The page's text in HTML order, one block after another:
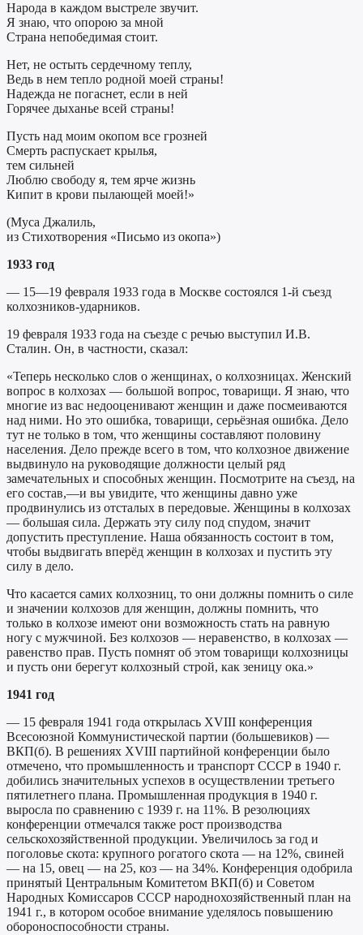
Народа в каждом выстреле звучит.
Я знаю, что опорою за мной
Страна непобедимая стоит.
Нет, не остыть сердечному теплу,
Ведь в нем тепло родной моей страны!
Надежда не погаснет, если в ней
Горячее дыханье всей страны!
Пусть над моим окопом все грозней
Смерть распускает крылья,
тем сильней
Люблю свободу я, тем ярче жизнь
Кипит в крови пылающей моей!»
(Муса Джалиль,
из Стихотворения «Письмо из окопа»)
1933 год
— 15—19 февраля 1933 года в Москве состоялся 1-й съезд
колхозников-ударников.
19 февраля 1933 года на съезде с речью выступил И.В.
Сталин. Он, в частности, сказал:
«Теперь несколько слов о женщинах, о колхозницах. Женский
вопрос в колхозах — большой вопрос, товарищи. Я знаю, что
многие из вас недооценивают женщин и даже посмеиваются
над ними. Но это ошибка, товарищи, серьёзная ошибка. Дело
тут не только в том, что женщины составляют половину
населения. Дело прежде всего в том, что колхозное движение
выдвинуло на руководящие должности целый ряд
замечательных и способных женщин. Посмотрите на съезд, на
его состав,—и вы увидите, что женщины давно уже
продвинулись из отсталых в передовые. Женщины в колхозах
— большая сила. Держать эту силу под спудом, значит
допустить преступление. Наша обязанность состоит в том,
чтобы выдвигать вперёд женщин в колхозах и пустить эту
силу в дело.
Что касается самих колхозниц, то они должны помнить о силе
и значении колхозов для женщин, должны помнить, что
только в колхозе имеют они возможность стать на равную
ногу с мужчиной. Без колхозов — неравенство, в колхозах —
равенство прав. Пусть помнят об этом товарищи колхозницы
и пусть они берегут колхозный строй, как зеницу ока.»
1941 год
— 15 февраля 1941 года открылась XVIII конференция
Всесоюзной Коммунистической партии (большевиков) —
ВКП(б). В решениях XVIII партийной конференции было
отмечено, что промышленность и транспорт СССР в 1940 г.
добились значительных успехов в осуществлении третьего
пятилетнего плана. Промышленная продукция в 1940 г.
выросла по сравнению с 1939 г. на 11%. В резолюциях
конференции отмечался также рост производства
сельскохозяйственной продукции. Увеличилось за год и
поголовье скота: крупного рогатого скота — на 12%, свиней
— на 15, овец — на 25, коз — на 34%. Конференция одобрила
принятый Центральным Комитетом ВКП(б) и Советом
Народных Комиссаров СССР народнохозяйственный план на
1941 г., в котором особое внимание уделялось повышению
обороноспособности страны.